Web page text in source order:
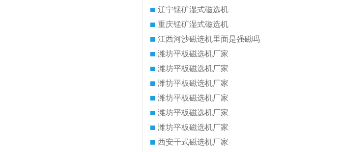
辽宁锰矿湿式磁选机
重庆锰矿湿式磁选机
江西河沙磁选机里面是强磁吗
潍坊平板磁选机厂家
潍坊平板磁选机厂家
潍坊平板磁选机厂家
潍坊平板磁选机厂家
潍坊平板磁选机厂家
潍坊平板磁选机厂家
西安干式磁选机厂家